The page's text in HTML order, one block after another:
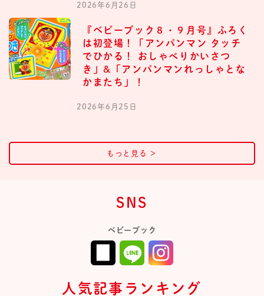
2026年6月26日
『ベビーブック８・９月号』ふろく
は初登場！「アンパンマン タッチ
でひかる！ おしゃべりかいさつ
き」&「アンパンマンれっしゃとな
かまたち」！
2026年6月25日
もっと見る ＞
SNS
ベビーブック
人気記事ランキング